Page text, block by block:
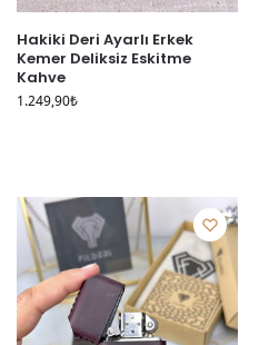
Hakiki Deri Ayarlı Erkek
Kemer Deliksiz Eskitme
Kahve
1.249,90₺